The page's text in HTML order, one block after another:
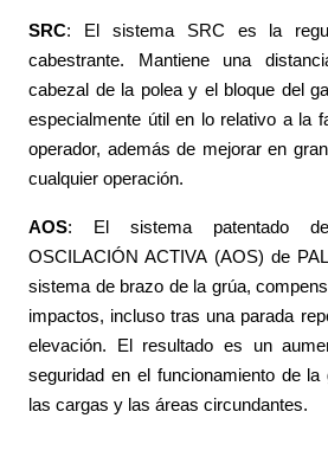
SRC: El sistema SRC es la
cabestrante. Mantiene una
cabezal de la polea y el bloque del
especialmente útil en lo relativo a la
operador, además de mejorar en
cualquier operación.
AOS: El sistema patentado
OSCILACIÓN ACTIVA (AOS) de
sistema de brazo de la grúa,
impactos, incluso tras una parada
elevación. El resultado es un
seguridad en el funcionamiento de la
las cargas y las áreas circundantes.